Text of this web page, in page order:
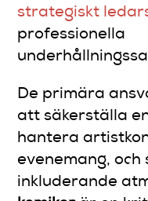
strategiskt
professionella
De primära
att säkerställa
hantera
evenemang, och
inkluderande